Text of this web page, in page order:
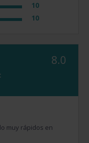
10
10
8.0
muy rápidos en